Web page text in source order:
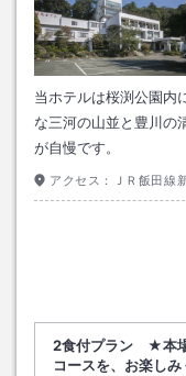
当ホテルは桜渕公園内
な三河の山並と豊川の
が自慢です。
アクセス： ＪＲ飯田線
2食付プラン ★本場
コースを、お楽し